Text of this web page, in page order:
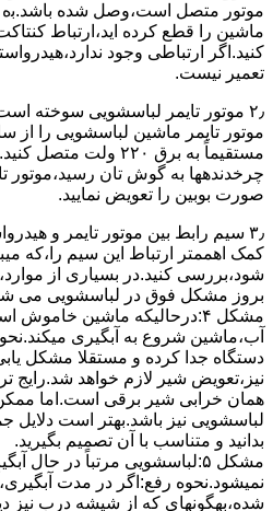
ﻣﻮﺗﻮر ﻣﺘﺼﻞ اﺳﺖ،وﺻﻞ ﺷﺪه ﺑﺎﺷﺪ.ﺑه
ﻣﺎﺷﯿﻦ را ﻗﻄﻊ کرده اید،ارﺗﺒﺎط
کنید.اﮔﺮ ارﺗﺒﺎطی وجود
ﺗﻌﻤﯿﺮ نیست.
۲٫ ﻣﻮﺗﻮر ﺗﺎﯾﻤﺮ لباسشویی ﺳﻮﺧﺘﻪ
ﻣﻮﺗﻮر ﺗﺎﯾﻤﺮ ماشین لباسشویی را از
مستقیماً ﺑﻪ برق ۲۲۰
چرخدندهها به گوش تان رﺳﯿﺪ،ﻣﻮﺗﻮر
ﺻﻮرت ﺑﻮﺑﯿﻦ را ﺗﻌﻮﯾﺾ ﻧﻤﺎﯾﯿﺪ.
۳٫ ﺳﯿﻢ راﺑﻂ ﺑﯿﻦ ﻣﻮﺗﻮر ﺗﺎﯾﻤﺮ و
کمک اهممتر ارﺗﺒﺎط اﯾﻦ ﺳﯿﻢ را،ﮐﻪ
ﺷﻮد،بررسی ﮐﻨﯿﺪ.در ﺑﺴﯿﺎری از
ﺑﺮوز مشکل ﻓﻮق در لباسشویی می
مشکل ۴:درحالیکه ﻣﺎﺷﯿﻦ
آب،ﻣﺎﺷﯿﻦ ﺷﺮوع ﺑﻪ آﺑﮕﯿﺮی
دستگاه جدا کرده و مستقلا مشکل
نیز،تعویض شیر لازم خواهد شد.رایج
همان خرابی شیر برقی است.اما ممکن
لباسشویی نیز باشد.بهتر است دلایل
بدانید و متناسب با آن تصمیم بگیرید.
مشکل ۵:لباسشویی مرتباً در
نمیشود.نحوه رﻓﻊ:اﮔﺮ در ﻣﺪت
ﺷﺪه،بهگونهای ﮐﻪ از ﺷﯿﺸﻪ درب ﻧﯿﺰ